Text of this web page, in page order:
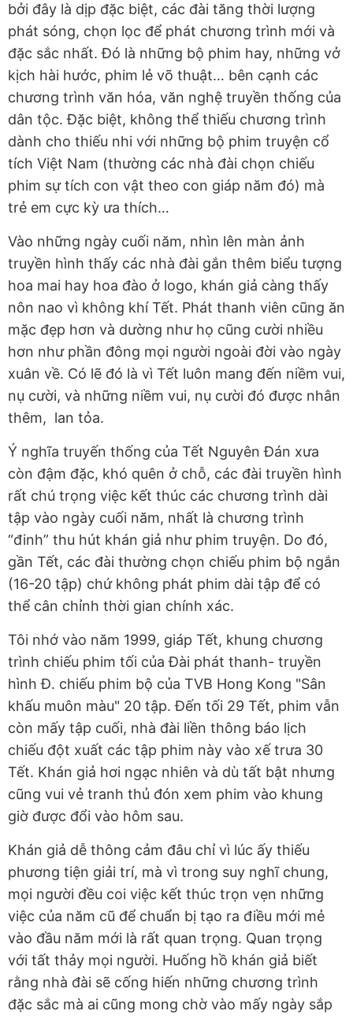
bởi đây là dịp đặc biệt, các đài tăng thời lượng
phát sóng, chọn lọc để phát chương trình mới và
đặc sắc nhất. Đó là những bộ phim hay, những vở
kịch hài hước, phim lẻ võ thuật… bên cạnh các
chương trình văn hóa, văn nghệ truyền thống của
dân tộc. Đặc biệt, không thể thiếu chương trình
dành cho thiếu nhi với những bộ phim truyện cổ
tích Việt Nam (thường các nhà đài chọn chiếu
phim sự tích con vật theo con giáp năm đó) mà
trẻ em cực kỳ ưa thích…
Vào những ngày cuối năm, nhìn lên màn ảnh
truyền hình thấy các nhà đài gắn thêm biểu tượng
hoa mai hay hoa đào ở logo, khán giả càng thấy
nôn nao vì không khí Tết. Phát thanh viên cũng ăn
mặc đẹp hơn và dường như họ cũng cười nhiều
hơn như phần đông mọi người ngoài đời vào ngày
xuân về. Có lẽ đó là vì Tết luôn mang đến niềm vui,
nụ cười, và những niềm vui, nụ cười đó được nhân
thêm, lan tỏa.
Ý nghĩa truyến thống của Tết Nguyên Đán xưa
còn đậm đặc, khó quên ở chỗ, các đài truyền hình
rất chú trọng việc kết thúc các chương trình dài
tập vào ngày cuối năm, nhất là chương trình
“đinh” thu hút khán giả như phim truyện. Do đó,
gần Tết, các đài thường chọn chiếu phim bộ ngắn
(16-20 tập) chứ không phát phim dài tập để có
thể cân chỉnh thời gian chính xác.
Tôi nhớ vào năm 1999, giáp Tết, khung chương
trình chiếu phim tối của Đài phát thanh- truyền
hình Đ. chiếu phim bộ của TVB Hong Kong "Sân
khấu muôn màu" 20 tập. Đến tối 29 Tết, phim vẫn
còn mấy tập cuối, nhà đài liền thông báo lịch
chiếu đột xuất các tập phim này vào xế trưa 30
Tết. Khán giả hơi ngạc nhiên và dù tất bật nhưng
cũng vui vẻ tranh thủ đón xem phim vào khung
giờ được đổi vào hôm sau.
Khán giả dễ thông cảm đâu chỉ vì lúc ấy thiếu
phương tiện giải trí, mà vì trong suy nghĩ chung,
mọi người đều coi việc kết thúc trọn vẹn những
việc của năm cũ để chuẩn bị tạo ra điều mới mẻ
vào đầu năm mới là rất quan trọng. Quan trọng
với tất thảy mọi người. Huống hồ khán giả biết
rằng nhà đài sẽ cống hiến những chương trình
đặc sắc mà ai cũng mong chờ vào mấy ngày sắp